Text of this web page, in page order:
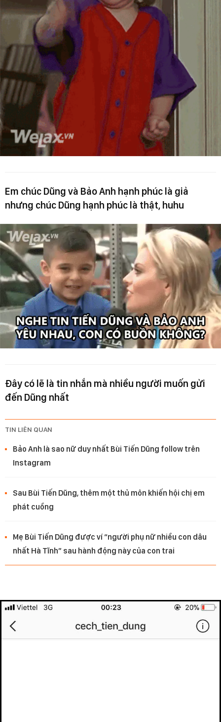
Em chúc Dũng và Bảo Anh hạnh phúc là giả
nhưng chúc Dũng hạnh phúc là thật, huhu
Đây có lẽ là tin nhắn mà nhiều người muốn gửi
đến Dũng nhất
TIN LIÊN QUAN
Bảo Anh là sao nữ duy nhất Bùi Tiến Dũng follow trên
Instagram
Sau Bùi Tiến Dũng, thêm một thủ môn khiến hội chị em
phát cuồng
Mẹ Bùi Tiến Dũng được ví “người phụ nữ nhiều con dâu
nhất Hà Tĩnh” sau hành động này của con trai